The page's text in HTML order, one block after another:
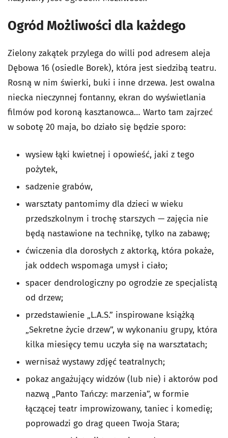
Ogród Możliwości dla każdego
Zielony zakątek przylega do willi pod adresem aleja
Dębowa 16 (osiedle Borek), która jest siedzibą teatru.
Rosną w nim świerki, buki i inne drzewa. Jest owalna
niecka nieczynnej fontanny, ekran do wyświetlania
filmów pod koroną kasztanowca… Warto tam zajrzeć
w sobotę 20 maja, bo działo się będzie sporo:
wysiew łąki kwietnej i opowieść, jaki z tego
pożytek,
sadzenie grabów,
warsztaty pantomimy dla dzieci w wieku
przedszkolnym i trochę starszych — zajęcia nie
będą nastawione na technikę, tylko na zabawę;
ćwiczenia dla dorosłych z aktorką, która pokaże,
jak oddech wspomaga umysł i ciało;
spacer dendrologiczny po ogrodzie ze specjalistą
od drzew;
przedstawienie „L.A.S.” inspirowane książką
„Sekretne życie drzew”, w wykonaniu grupy, która
kilka miesięcy temu uczyła się na warsztatach;
wernisaż wystawy zdjęć teatralnych;
pokaz angażujący widzów (lub nie) i aktorów pod
nazwą „Panto Tańczy: marzenia”, w formie
łączącej teatr improwizowany, taniec i komedię;
poprowadzi go drag queen Twoja Stara;